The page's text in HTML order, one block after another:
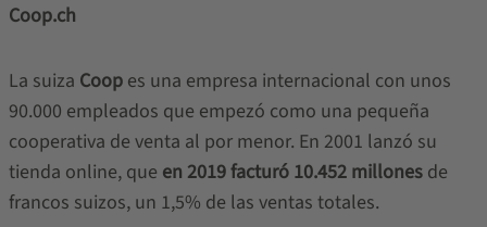
Coop.ch
La suiza Coopes una empresa internacional con unos
90.000 empleados que empezó como una pequeña
cooperativa de venta al por menor. En 2001 lanzó su
tienda online, que en 2019 facturó 10.452 millonesde
francos suizos, un 1,5% de las ventas totales.